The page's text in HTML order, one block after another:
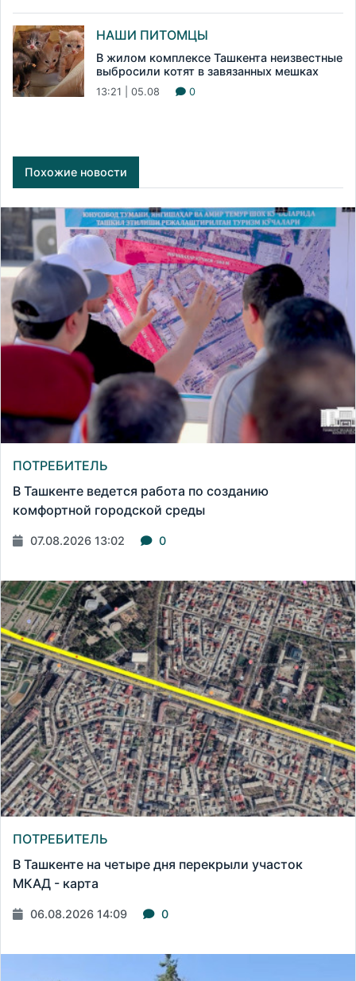
НАШИ ПИТОМЦЫ
В жилом комплексе Ташкента неизвестные
выбросили котят в завязанных мешках
13:21 | 05.08 0
Похожие новости
ПОТРЕБИТЕЛЬ
В Ташкенте ведется работа по созданию
комфортной городской среды
07.08.2026 13:02 0
ПОТРЕБИТЕЛЬ
В Ташкенте на четыре дня перекрыли участок
МКАД - карта
06.08.2026 14:09 0